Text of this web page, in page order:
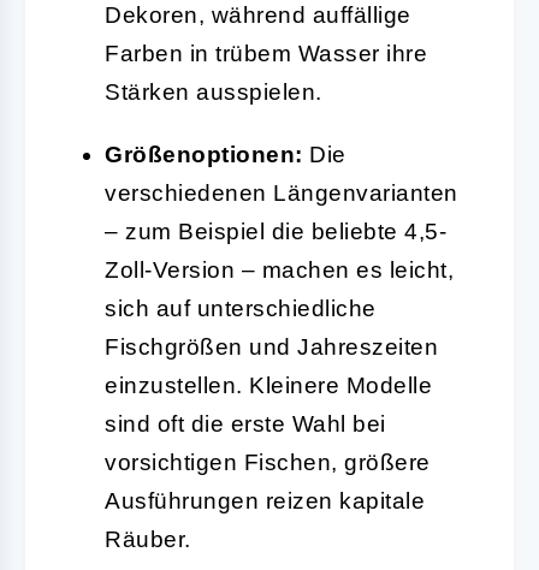
Dekoren, während auffällige
Farben in trübem Wasser ihre
Stärken ausspielen.
Größenoptionen: Die
verschiedenen Längenvarianten
– zum Beispiel die beliebte 4,5-
Zoll-Version – machen es leicht,
sich auf unterschiedliche
Fischgrößen und Jahreszeiten
einzustellen. Kleinere Modelle
sind oft die erste Wahl bei
vorsichtigen Fischen, größere
Ausführungen reizen kapitale
Räuber.